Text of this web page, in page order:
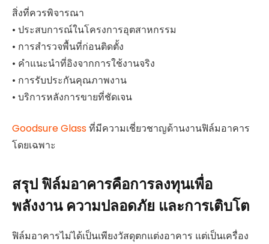
สิ่งที่ควรพิจารณา
• ประสบการณ์ในโครงการอุตสาหกรรม
• การสำรวจพื้นที่ก่อนติดตั้ง
• คำแนะนำที่อิงจากการใช้งานจริง
• การรับประกันคุณภาพงาน
• บริการหลังการขายที่ชัดเจน
Goodsure Glassที่มีความเชี่ยวชาญด้านงานฟิล์มอาคาร
โดยเฉพาะ
สรุป ฟิล์มอาคารคือการลงทุนเพื่อ
พลังงาน ความปลอดภัย และการเติบโต
ฟิล์มอาคารไม่ได้เป็นเพียงวัสดุตกแต่งอาคาร แต่เป็นเครื่อง